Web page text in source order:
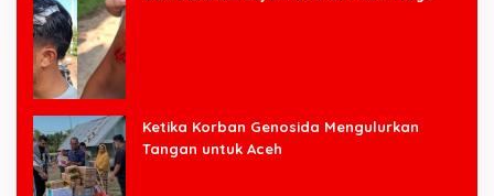
Ketika Korban Genosida Mengulurkan
Tangan untuk Aceh